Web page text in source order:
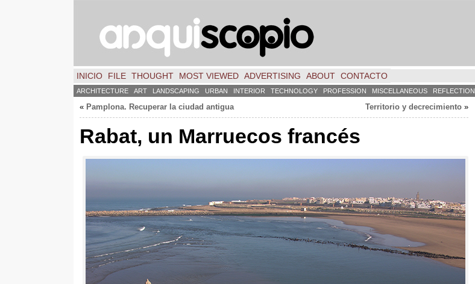
INICIO FILE THOUGHT MOST VIEWED ADVERTISING ABOUT CONTACTO
ARCHITECTURE ART LANDSCAPING URBAN INTERIOR TECHNOLOGY PROFESSION MISCELLANEOUS REFLECTION
« Pamplona. Recuperar la ciudad antigua Territorio y decrecimiento »
Rabat, un Marruecos francés